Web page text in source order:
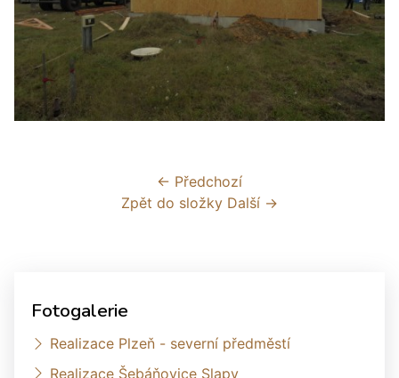
← Předchozí
Zpět do složky Další →
Fotogalerie
Realizace Plzeň - severní předměstí
Realizace Šebáňovice Slapy